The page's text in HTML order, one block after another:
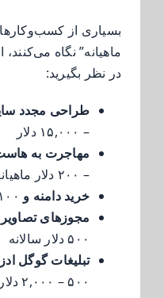
بسیاری از
ماهیانه” نگاه می‌کنند،
در نظر بگیرید:
طراحی مجدد
– ۱۵,۰۰۰ دلار
مهاجرت به هاست
– ۲۰۰ دلار ماهیانه
خرید دامنه و SSL: ۲۰ –
مجوزهای
۵۰۰ دلار سالانه
تبلیغات گوگل
۵۰۰ – ۲,۰۰۰ دلار ماهیانه